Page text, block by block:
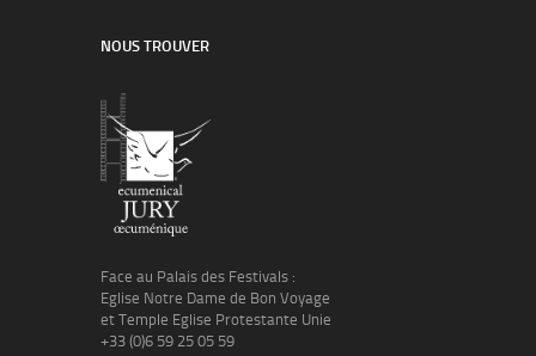
NOUS TROUVER
Face au Palais des Festivals :
Eglise Notre Dame de Bon Voyage
et Temple Eglise Protestante Unie
+33 (0)6 59 25 05 59